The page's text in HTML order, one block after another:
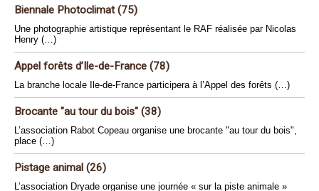
Biennale Photoclimat (75)
Une photographie artistique représentant le RAF réalisée par Nicolas
Henry (…)
Appel forêts d’Ile-de-France (78)
La branche locale Ile-de-France participera à l’Appel des forêts (…)
Brocante "au tour du bois" (38)
L’association Rabot Copeau organise une brocante "au tour du bois",
place (…)
Pistage animal (26)
L’association Dryade organise une journée « sur la piste animale »